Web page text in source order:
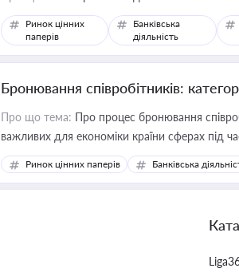
Ринок цінних
паперів
Банківська
діяльність
Бронювання співробітників:
Про що тема: Про процес бронювання
важливих для економіки країни сферах під час
Ринок цінних паперів Банківська